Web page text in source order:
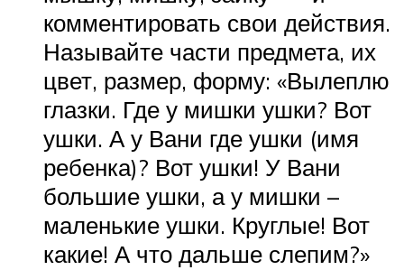
комментировать свои действия.
Называйте части предмета, их
цвет, размер, форму: «Вылеплю
глазки. Где у мишки ушки? Вот
ушки. А у Вани где ушки (имя
ребенка)? Вот ушки! У Вани
большие ушки, а у мишки –
маленькие ушки. Круглые! Вот
какие! А что дальше слепим?»